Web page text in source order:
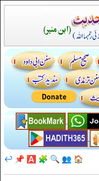
🏠
👥
🔍
🧩
🅰️
📌
↩️